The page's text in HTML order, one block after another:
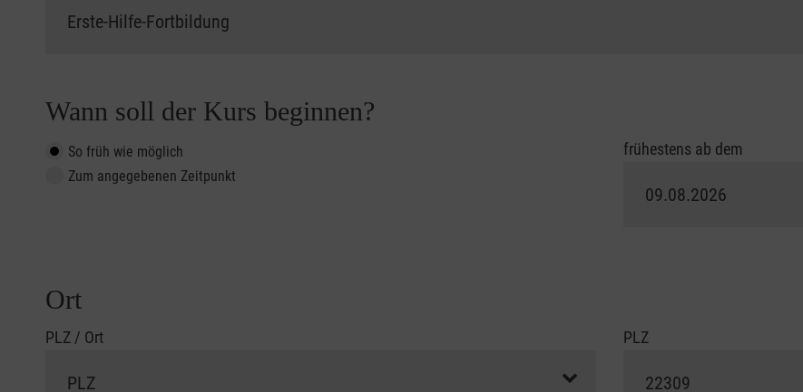
Wann soll der Kurs beginnen?
So früh wie möglich
Zum angegebenen Zeitpunkt
frühestens ab dem
Ort
PLZ / Ort PLZ